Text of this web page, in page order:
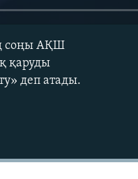
соңы АҚШ
қаруды
деп атады.